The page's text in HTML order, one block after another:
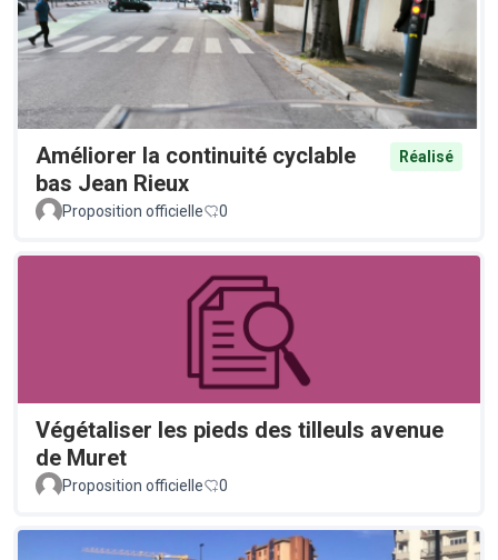
Améliorer la continuité cyclable
bas Jean Rieux
Réalisé
Proposition officielle 0
Végétaliser les pieds des tilleuls avenue
de Muret
Proposition officielle 0